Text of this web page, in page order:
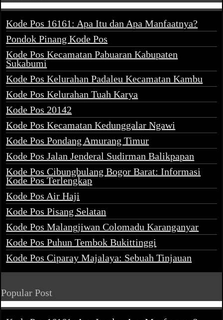
Kode Pos 16161: Apa Itu dan Apa Manfaatnya?
Pondok Pinang Kode Pos
Kode Pos Kecamatan Pabuaran Kabupaten
Sukabumi
Kode Pos Kelurahan Padaleu Kecamatan Kambu
Kode Pos Kelurahan Tuah Karya
Kode Pos 20142
Kode Pos Kecamatan Kedunggalar Ngawi
Kode Pos Pondang Amurang Timur
Kode Pos Jalan Jenderal Sudirman Balikpapan
Kode Pos Cibungbulang Bogor Barat: Informasi
Kode Pos Terlengkap
Kode Pos Air Haji
Kode Pos Pisang Selatan
Kode Pos Malangjiwan Colomadu Karanganyar
Kode Pos Puhun Tembok Bukittinggi
Kode Pos Ciparay Majalaya: Sebuah Tinjauan
Popular Post